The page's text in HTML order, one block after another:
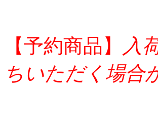
【予約商品】
入
ちいただく場合